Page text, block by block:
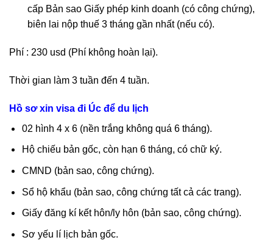
cấp Bản sao Giấy phép kinh doanh (có công chứng),
biên lai nộp thuế 3 tháng gần nhất (nếu có).
Phí : 230 usd (Phí không hoàn lại).
Thời gian làm 3 tuần đến 4 tuần.
Hồ sơ xin visa đi Úc để du lịch
02 hình 4 x 6 (nền trắng không quá 6 tháng).
Hộ chiếu bản gốc, còn hạn 6 tháng, có chữ ký.
CMND (bản sao, công chứng).
Sổ hộ khẩu (bản sao, công chứng tất cả các trang).
Giấy đăng kí kết hôn/ly hôn (bản sao, công chứng).
Sơ yếu lí lịch bản gốc.